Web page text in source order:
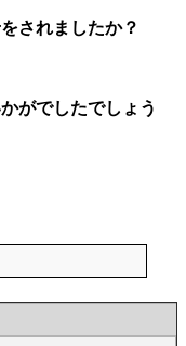
されましたか？
がでしたでしょう